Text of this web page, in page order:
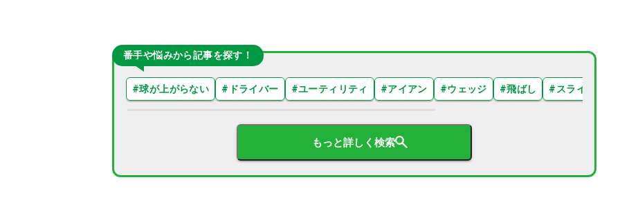
番手や悩みから記事を探す！
#球が上がらない # ドライバー #ユーティリティ #アイアン #ウェッジ #飛ばし # スライス
もっと詳しく検索